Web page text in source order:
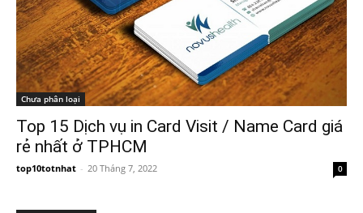
Chưa phân loại
Top 15 Dịch vụ in Card Visit / Name Card giá
rẻ nhất ở TPHCM
top10totnhat - 20 Tháng 7, 2022 0